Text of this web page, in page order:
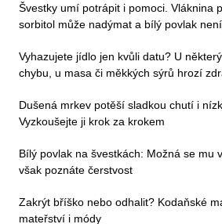
Švestky umí potrápit i pomoci. Vláknina
sorbitol může nadýmat a bílý povlak
Vyhazujete jídlo jen kvůli datu? U
chybu, u masa či měkkých sýrů hrozí
Dušená mrkev potěší sladkou chutí i
Vyzkoušejte ji krok za krokem
Bílý povlak na švestkách: Možná se mu
však poznáte čerstvost
Zakrýt bříško nebo odhalit? Kodaňské
mateřství i módy